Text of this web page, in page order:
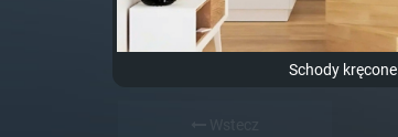
Schody kręcone